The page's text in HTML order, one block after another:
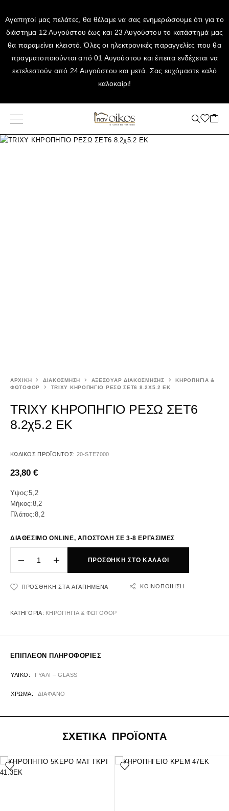
Αγαπητοί μας πελάτες, θα θέλαμε να σας ενημερώσουμε ότι για το
διάστημα 12 Αυγούστου έως και 23 Αυγούστου το κατάστημά μας
θα παραμείνει κλειστό. Όλες οι ηλεκτρονικές παραγγελίες που θα
πραγματοποιούνται από 01 Αυγούστου και έπειτα ενδέχεται να
εκτελεστούν από 24 Αυγούστου και μετά. Σας ευχόμαστε καλό
καλοκαίρι!
ΑΡΧΙΚΉ ΔΙΑΚΟΣΜΗΣΗ ΑΞΕΣΟΥΑΡ ΔΙΑΚΟΣΜΗΣΗΣ
ΚΗΡΟΠΗΓΙΑ &
ΦΩΤΟΦΟΡ
TRIXY ΚΗΡΟΠΗΓΙΟ ΡΕΣΩ ΣΕΤ6 8.2Χ5.2 ΕΚ
TRIXY ΚΗΡΟΠΗΓΙΟ ΡΕΣΩ ΣΕΤ6
8.2χ5.2 ΕΚ
ΚΩΔΙΚΌΣ ΠΡΟΪΌΝΤΟΣ: 20-STE7000
23,80 €
Υψος:5,2
Μήκος:8,2
Πλάτος:8,2
ΔΙΑΘΕΣΙΜΟ ONLINE, ΑΠΟΣΤΟΛΗ ΣΕ 3-8 ΕΡΓΑΣΙΜΕΣ
ΠΡΟΣΘΉΚΗ ΣΤΟ ΚΑΛΆΘΙ
ΠΡΟΣΘΉΚΗ ΣΤΑ ΑΓΑΠΗΜΈΝΑ ΚΟΙΝΟΠΟΊΗΣΗ
ΚΑΤΗΓΟΡΊΑ: ΚΗΡΟΠΗΓΙΑ & ΦΩΤΟΦΟΡ
ΕΠΙΠΛΈΟΝ ΠΛΗΡΟΦΟΡΊΕΣ
ΥΛΙΚΌ ΓΥΑΛΙ – GLASS
ΧΡΏΜΑ ΔΙΑΦΑΝΟ
ΣΧΕΤΙΚΑ ΠΡΟΪΟΝΤΑ